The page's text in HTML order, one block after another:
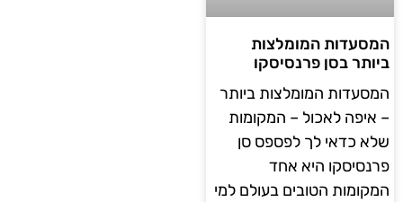
המסעדות המומלצות
ביותר בסן פרנסיסקו
המסעדות המומלצות ביותר
– איפה לאכול – המקומות
שלא כדאי לך לפספס סן
פרנסיסקו היא אחד
המקומות הטובים בעולם למי